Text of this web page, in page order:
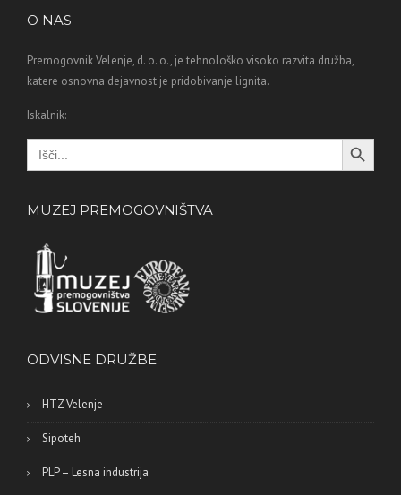
O NAS
Premogovnik Velenje, d. o. o., je tehnološko visoko razvita družba,
katere osnovna dejavnost je pridobivanje lignita.
Iskalnik:
Search
for:
Search Button
MUZEJ PREMOGOVNIŠTVA
ODVISNE DRUŽBE
HTZ Velenje
Sipoteh
PLP – Lesna industrija